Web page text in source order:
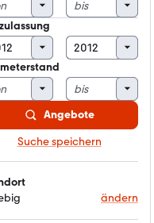
Angebote
Suche speichern
ändern